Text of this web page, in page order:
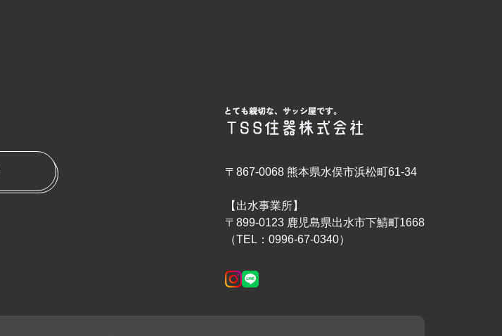
〒867-0068 熊本県水俣市浜松町61-34
【出水事業所】
〒899-0123 鹿児島県出水市下鯖町1668
（TEL：0996-67-0340）